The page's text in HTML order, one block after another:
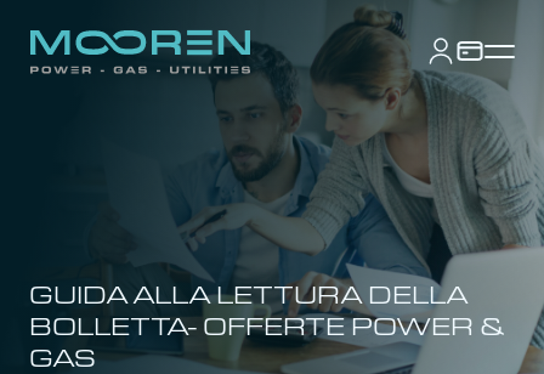
GUIDA ALLA LETTURA DELLA
BOLLETTA- OFFERTE POWER &
GAS